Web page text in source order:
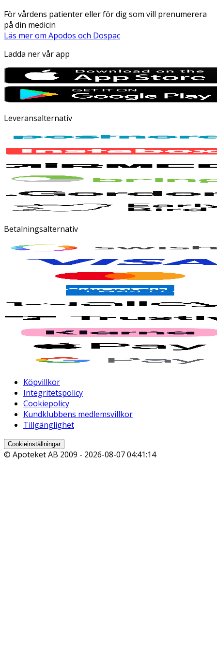
För vårdens patienter eller för dig som vill prenumerera
på din medicin
Läs mer om Apodos och Dospac
Ladda ner vår app
Leveransalternativ
Betalningsalternativ
Köpvillkor
Integritetspolicy
Cookiepolicy
Kundklubbens medlemsvillkor
Tillgänglighet
Cookieinställningar
© Apoteket AB 2009 - 2026-08-07 04:41:14